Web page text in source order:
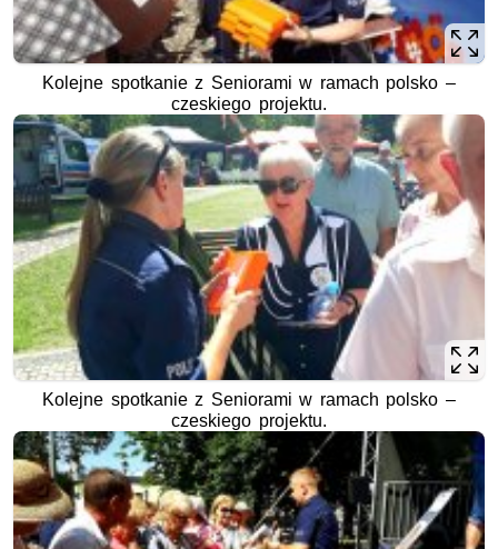
Kolejne spotkanie z Seniorami w ramach polsko –
czeskiego projektu.
Kolejne spotkanie z Seniorami w ramach polsko –
czeskiego projektu.